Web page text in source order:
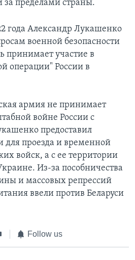
за пределами страны.
года Александр Лукашенко
военной безопасности
принимает участие в
операции" России в
армия не принимает
войне России с
предоставил
для проезда и временной
войск, а с ее территории
Из-за пособничества
и массовых репрессий
ввели против Беларуси
Follow us